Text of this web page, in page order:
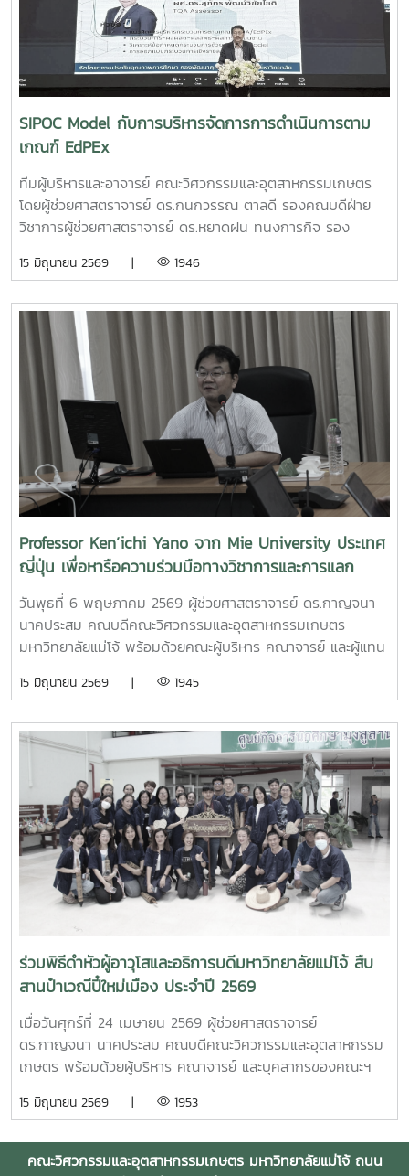
Ramisettyนักศึกษาปริญญาโท วิทยาลัยนานาชาติอาจารย์ที่
ปรึกษารองศาสตราจารย์ ดร.จตุรภัทร วาฤทธิ์คณะวิศวกรรมและ
อุตสาหกรรมเกษตรการแข่งขัน Startup Thailand League
2026 เป็นเวทีสำคัญในการส่งเสริมศักยภาพนักศึกษาด้าน
นวัตกรรมและการเป็นผู้ประกอบการรุ่นใหม่ โดยเปิดโอกาสให้
นักศึกษาได้นำเสนอแนวคิดธุรกิจและผลงานนวัตกรรมสู่การ
พัฒนาเชิงพาณิชย์ในระดับประเทศทั้งนี้ ทีม Coff Brew ได้รับ
คัดเลือกให้พัฒนาผลงานต้นแบบและเตรียมเข้าร่วมกิจกรรม
Demo Day ระหว่างวันที่ 25–27 มิถุนายน 2569 ณ ศูนย์การค้า
สยามพารากอน กรุงเทพมหานคร เพื่อจัดแสดงผลงานต่อนัก
ไปคณะวิศวกรรมและอุตสาหกรรมเกษตร ขอร่วมชื่นชมและภาค
นักศึกษา ที่สามารถต่อยอดองค์ความรู้สู่การสร้างนวัตกรรมและ
การเป็นผู้ประกอบการแห่งอนาคตได้อย่างโดดเด่นCr:อุทยาน
วิทยาศาสตร์เทคโนโลยีเกษตรและอาหาร Maejo Agro Food
Park
(MAP)https://www.facebook.com/share/18ZhSJ8uJx/
SIPOC Model กับการบริหารจัดการการดำเนินการตาม
เกณฑ์ EdPEx
ทีมผู้บริหารและอาจารย์ คณะวิศวกรรมและอุตสาหกรรมเกษตร
โดยผู้ช่วยศาสตราจารย์ ดร.กนกวรรณ ตาลดี รองคณบดีฝ่าย
วิชาการผู้ช่วยศาสตราจารย์ ดร.หยาดฝน ทนงการกิจ รอง
ดร.พิไลวรรณ พรประสิทธ์ ผู้ช่วยคณบดีฝ่ายบริหารและเทคโนโลยี
หลักสูตรวิศวกรรมศาสตรบัณฑิต สาขาวิศวกรรมอาหารเข้าร่วม
การอบรมเชิงปฏิบัติการ "SIPOC Model กับการบริหารจัดการ
การดำเนินการตามเกณฑ์ EdPEx" ใน วันที่ 12-13 พฤษภาคม
2569 ที่โรงแรมยูนิมมาน โดย ได้รับเกียรติจาก "ผู้ช่วย
ศาสตราจารย์ ดร.สุภัทร พัฒน์วิชัยโชติ" คณะวิศวกรรมศาสตร์
มหาวิทยาลัยเกษตรศาสตร์ เป็นวิทยากรการอบรมครั้งนี้ช่วยส่ง
เสริมให้บุคลากรนำความรู้ที่ได้ ใช้ในการวิเคราะห์ วางระบบและ
เชื่อมโยงกระบวนการ เพื่อมุ่งสู่ความเป็นเลิศขององค์กร
15 มิถุนายน 2569 | 1946
Professor Ken’ichi Yano จาก Mie University ประเทศ
ญี่ปุ่น เพื่อหารือความร่วมมือทางวิชาการและการแลก
เปลี่ยนนักศึกษา
วันพุธที่ 6 พฤษภาคม 2569 ผู้ช่วยศาสตราจารย์ ดร.กาญจนา
นาคประสม คณบดีคณะวิศวกรรมและอุตสาหกรรมเกษตร
มหาวิทยาลัยแม่โจ้ พร้อมด้วยคณะผู้บริหาร คณาจารย์ และผู้แทน
วิทยาศาสตร์การอาหาร หลักสูตรระดับบัณฑิตศึกษา และคณะ
ศาสตราจารย์สาขาวิชาวิศวกรรมเครื่องกล และผู้ช่วยอธิการบดี
ด้านการพัฒนานักวิจัยรุ่นใหม่ จาก Mie University ประเทศ
ญี่ปุ่น ในโอกาสเดินทางมาเยี่ยมชมคณะฯ และหารือแนวทางความ
ร่วมมือทางวิชาการ ณ คณะวิศวกรรมและอุตสาหกรรมเกษตร
มหาวิทยาลัยแม่โจ้ในการนี้ ได้มีการนำเสนอวีดิทัศน์แนะนำ
มหาวิทยาลัยและคณะฯ พร้อมแลกเปลี่ยนแนวทางการสร้างความ
ร่วมมือด้านวิชาการ การวิจัย และการแลกเปลี่ยนนักศึกษาในระดับ
ปริญญาตรีและบัณฑิตศึกษา ระหว่างสองสถาบันProfessor
Ken’ichi Yano ได้นำเสนอผลงานวิจัยในหัวข้อ “Medical,
Welfare, and Care-support Robotics” และ “Automation
Engineering, Welfare Robots and Nursing Care
Systems” ซึ่งเกี่ยวข้องกับเทคโนโลยีหุ่นยนต์เพื่อการแพทย์ การ
ดูแลผู้สูงอายุ และระบบสนับสนุนงานด้านสวัสดิการและการ
พยาบาล รวมถึงการออกแบบและพัฒนาหุ่นยนต์สำหรับภารกิจ
เฉพาะ เช่น การเกษตร การช่วยเหลือผู้ประสบภัยและงานเสี่ยง
อันตรายอื่นๆนอกจากนี้ ผู้แทนจากหลักสูตรวิศวกรรมเกษตร
บัณฑิตศึกษา และพยาบาลศาสตร์ ได้นำเสนอผลงานวิจัยเด่น
หลักสูตร ก่อนนำเยี่ยมชมห้องปฏิบัติการและหน่วยวิจัยต่าง ๆ
15 มิถุนายน 2569 | 1945
ร่วมพิธีดำหัวผู้อาวุโสและอธิการบดีมหาวิทยาลัยแม่โจ้ สืบ
สานป๋าเวณีปี๋ใหม่เมือง ประจำปี 2569
เมื่อวันศุกร์ที่ 24 เมษายน 2569 ผู้ช่วยศาสตราจารย์
ดร.กาญจนา นาคประสม คณบดีคณะวิศวกรรมและอุตสาหกรรม
เกษตร พร้อมด้วยผู้บริหาร คณาจารย์ และบุคลากรของคณะฯ
โครงการ “สืบสานป๋าเวณีปี๋ใหม่เมือง” ประจำปี 2569ในการนี้
เป็นระเบียบ โดยมี ผู้ช่วยศาสตราจารย์ ดร.ธีระพล เสนพันธุ์ เป็น
15 มิถุนายน 2569 | 1953
คณะวิศวกรรมและอุตสาหกรรมเกษตร มหาวิทยาลัยแม่โจ้ ถนน